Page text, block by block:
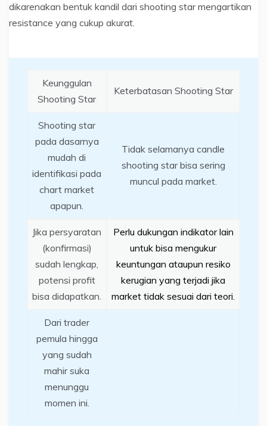
dikarenakan bentuk kandil dari shooting star mengartikan
resistance yang cukup akurat.
Keunggulan
Shooting Star
Keterbatasan Shooting Star
Shooting star
pada dasarnya
mudah di
identifikasi pada
chart market
apapun.
Tidak selamanya candle
shooting star bisa sering
muncul pada market.
Jika persyaratan
(konfirmasi)
sudah lengkap,
potensi profit
bisa didapatkan.
Perlu dukungan indikator lain
untuk bisa mengukur
keuntungan ataupun resiko
kerugian yang terjadi jika
market tidak sesuai dari teori.
Dari trader
pemula hingga
yang sudah
mahir suka
menunggu
momen ini.